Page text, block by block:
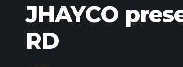
JHAYCO
RD